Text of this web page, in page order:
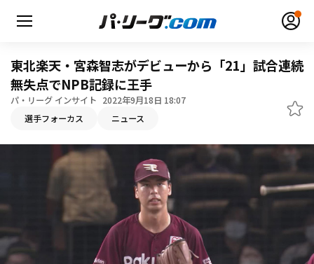
日程・結果
東北楽天・宮森智志がデビューから「21」試合連続
無失点でNPB記録に王手
パ・リーグ インサイト 2022年9月18日 18:07
選手フォーカス ニュース